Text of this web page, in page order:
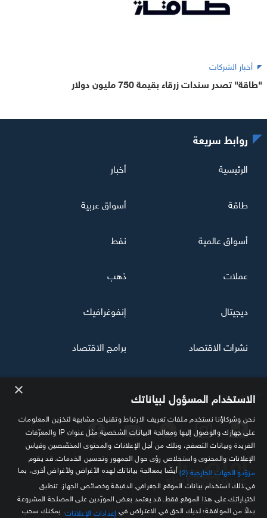
أخبار الشركات
"طاقة" تصدر سندات زرقاء بقيمة 750 مليون دولار
تابعنا
مصدرك الموثوق للمعلومة الاقتصادية
روابط سريعة
الرئيسية أخبار
طاقة أسواق عربية
أسواق عالمية نفط
عملات ذهب
ديجيتال إنفوغرافيك
نشرات الاقتصاد برامج الاقتصاد
× الاستخدام المسؤول لبياناتك
نحن وشركاؤنا نستخدم ملفات تعريف الارتباط وتقنيات مشابهة لتخزين المعلومات
على جهازك والوصول إليها ومعالجة البيانات الشخصية مثل عنوان IP والمعرّفات
الفريدة وبيانات التصفح، وذلك من أجل الإعلانات والمحتوى المخصّصين وقياس
الإعلانات والمحتوى واستخلاص رؤى حول الجمهور وتحسين الخدمات. قد يقوم
مزوّدو الجهات الخارجية (2)
أيضًا بمعالجة بياناتك لهذه الأغراض ولأغراض أخرى، بما
في ذلك استخدام بيانات الموقع الجغرافي الدقيقة وخصائص الجهاز. تنطبق
اختياراتك على هذا الموقع فقط. قد يعتمد بعض المورّدين على المصلحة المشروعة
بدلاً من الموافقة؛ لديك الحق في الاعتراض في إعدادات الإعلانات . يمكنك سحب